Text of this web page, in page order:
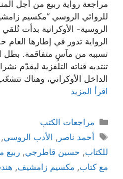
مراجعة رواية ربيع من أجل
للروائي الروسي “مكسيم
الروسية- الأوكرانية بدأت
الرواية تدور في إطارها
تسببه من مآسٍ متفاقمة. بطل
تنتدبه قناته التلفزية ليقدّم
الداخل الأوكراني، وهناك
اقرأ المزيد
التصنيفات
مراجعات الكتب
الوسوم
أحمد ناصر , الأدب الروسي,
للكتاب, حسين قاطرجي, ربيع
مع كتاب, مكسيم زامشيف,